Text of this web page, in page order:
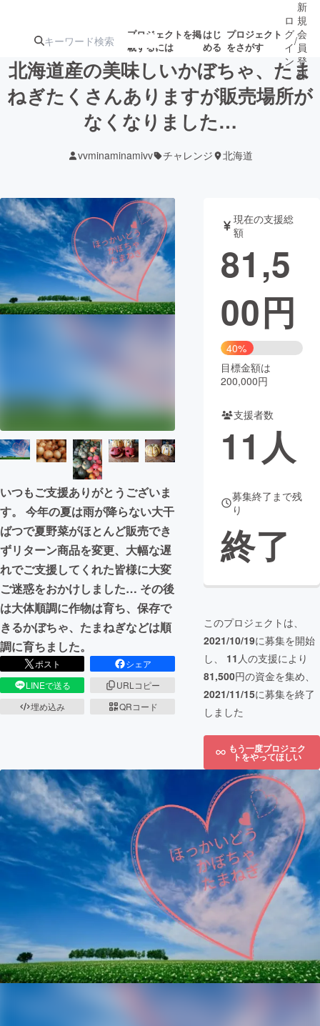
プロジェクトを掲
載するには
はじ
める
プロジェクト
をさがす
注目のリ
注目の新着プロ
ジェクト
募集終了が近いプ
テクノロジー・ガジェット
映像・映画 書籍・雑誌
ビジネス・起業 チャレンジ
CAMPFIRE for Social Good
CAMPFIRE Creation
CAMPFIREふるさと納税machi-ya コミュニティ
ロ
グ
イ
ン
/
新
規
会
員
登
録
北海道産の美味しいかぼちゃ、たま
ねぎたくさんありますが販売場所が
なくなりました…
vvminaminamivv チャレンジ 北海道
いつもご支援ありがとうございま
す。 今年の夏は雨が降らない大干
ばつで夏野菜がほとんど販売でき
ずリターン商品を変更、大幅な遅
れでご支援してくれた皆様に大変
ご迷惑をおかけしました… その後
は大体順調に作物は育ち、保存で
きるかぼちゃ、たまねぎなどは順
調に育ちました。
ポスト
シェア
LINEで送る
URLコピー
埋め込み
QRコード
現在の支援総
額
81,5
00円
40%
目標金額は
200,000円
支援者数
11 人
募集終了まで残
り
終了
このプロジェクトは、
2021/10/19に募集を開始
し、 11 人の支援により
81,500円の資金を集め、
2021/11/15に募集を終了
しました
もう一度プロジェク
トをやってほしい